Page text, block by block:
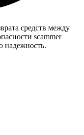
средств между
scammer
надежность.